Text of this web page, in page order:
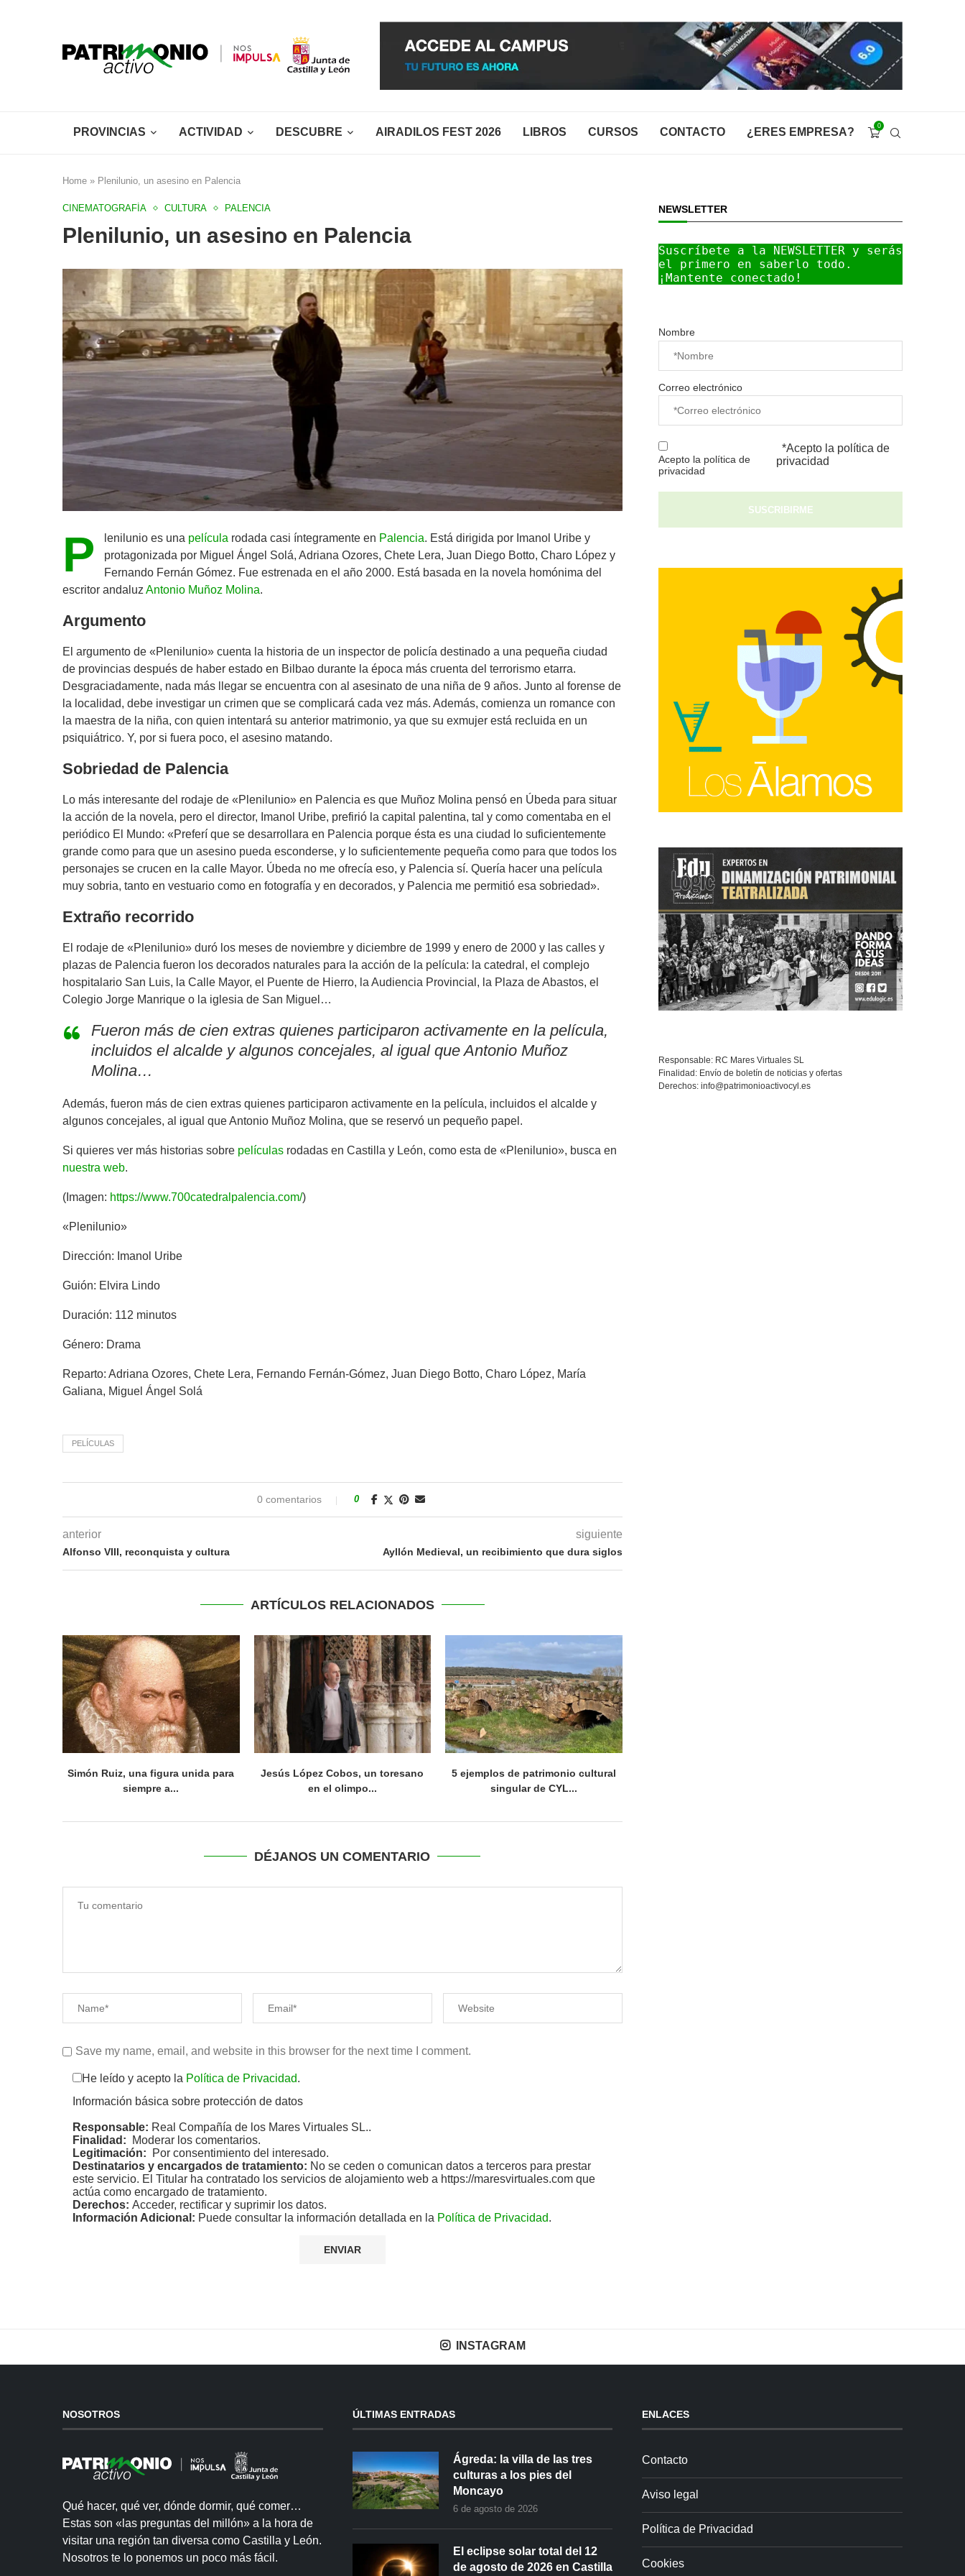
PROVINCIAS ACTIVIDAD DESCUBRE AIRADILOS FEST 2026 LIBROS CURSOS CONTACTO ¿ERES EMPRESA? 0
Home » Plenilunio, un asesino en Palencia
CINEMATOGRAFÍA CULTURA PALENCIA
Plenilunio, un asesino en Palencia
P lenilunio es una película rodada casi íntegramente en Palencia. Está dirigida por Imanol Uribe y
protagonizada por Miguel Ángel Solá, Adriana Ozores, Chete Lera, Juan Diego Botto, Charo López y
Fernando Fernán Gómez. Fue estrenada en el año 2000. Está basada en la novela homónima del
escritor andaluz Antonio Muñoz Molina.
Argumento
El argumento de «Plenilunio» cuenta la historia de un inspector de policía destinado a una pequeña ciudad
de provincias después de haber estado en Bilbao durante la época más cruenta del terrorismo etarra.
Desgraciadamente, nada más llegar se encuentra con al asesinato de una niña de 9 años. Junto al forense de
la localidad, debe investigar un crimen que se complicará cada vez más. Además, comienza un romance con
la maestra de la niña, con quien intentará su anterior matrimonio, ya que su exmujer está recluida en un
psiquiátrico. Y, por si fuera poco, el asesino matando.
Sobriedad de Palencia
Lo más interesante del rodaje de «Plenilunio» en Palencia es que Muñoz Molina pensó en Úbeda para situar
la acción de la novela, pero el director, Imanol Uribe, prefirió la capital palentina, tal y como comentaba en el
periódico El Mundo: «Preferí que se desarrollara en Palencia porque ésta es una ciudad lo suficientemente
grande como para que un asesino pueda esconderse, y lo suficientemente pequeña como para que todos los
personajes se crucen en la calle Mayor. Úbeda no me ofrecía eso, y Palencia sí. Quería hacer una película
muy sobria, tanto en vestuario como en fotografía y en decorados, y Palencia me permitió esa sobriedad».
Extraño recorrido
El rodaje de «Plenilunio» duró los meses de noviembre y diciembre de 1999 y enero de 2000 y las calles y
plazas de Palencia fueron los decorados naturales para la acción de la película: la catedral, el complejo
hospitalario San Luis, la Calle Mayor, el Puente de Hierro, la Audiencia Provincial, la Plaza de Abastos, el
Colegio Jorge Manrique o la iglesia de San Miguel…
Fueron más de cien extras quienes participaron activamente en la película,
incluidos el alcalde y algunos concejales, al igual que Antonio Muñoz
Molina…
Además, fueron más de cien extras quienes participaron activamente en la película, incluidos el alcalde y
algunos concejales, al igual que Antonio Muñoz Molina, que se reservó un pequeño papel.
Si quieres ver más historias sobre películas rodadas en Castilla y León, como esta de «Plenilunio», busca en
nuestra web.
(Imagen: https://www.700catedralpalencia.com/)
«Plenilunio»
Dirección: Imanol Uribe
Guión: Elvira Lindo
Duración: 112 minutos
Género: Drama
Reparto: Adriana Ozores, Chete Lera, Fernando Fernán-Gómez, Juan Diego Botto, Charo López, María
Galiana, Miguel Ángel Solá
PELÍCULAS
0 comentarios 0
anterior
Alfonso VIII, reconquista y cultura
siguiente
Ayllón Medieval, un recibimiento que dura siglos
ARTÍCULOS RELACIONADOS
Simón Ruiz, una figura unida para
siempre a...
Jesús López Cobos, un toresano
en el olimpo...
5 ejemplos de patrimonio cultural
singular de CYL...
DÉJANOS UN COMENTARIO
Save my name, email, and website in this browser for the next time I comment.
He leído y acepto la Política de Privacidad.
Información básica sobre protección de datos
Responsable: Real Compañía de los Mares Virtuales SL..
Finalidad: Moderar los comentarios.
Legitimación: Por consentimiento del interesado.
Destinatarios y encargados de tratamiento: No se ceden o comunican datos a terceros para prestar
este servicio. El Titular ha contratado los servicios de alojamiento web a https://maresvirtuales.com que
actúa como encargado de tratamiento.
Derechos: Acceder, rectificar y suprimir los datos.
Información Adicional: Puede consultar la información detallada en la Política de Privacidad.
NEWSLETTER
Suscríbete a la NEWSLETTER y serás
el primero en saberlo todo.
¡Mantente conectado!
Nombre
Correo electrónico
Acepto la política de
privacidad
*Acepto la política de
privacidad
Responsable: RC Mares Virtuales SL
Finalidad: Envío de boletín de noticias y ofertas
Derechos: info@patrimonioactivocyl.es
INSTAGRAM
NOSOTROS
Qué hacer, qué ver, dónde dormir, qué comer…
Estas son «las preguntas del millón» a la hora de
visitar una región tan diversa como Castilla y León.
Nosotros te lo ponemos un poco más fácil.
ÚLTIMAS ENTRADAS
Ágreda: la villa de las tres
culturas a los pies del
Moncayo
6 de agosto de 2026
El eclipse solar total del 12
de agosto de 2026 en Castilla
ENLACES
Contacto
Aviso legal
Política de Privacidad
Cookies